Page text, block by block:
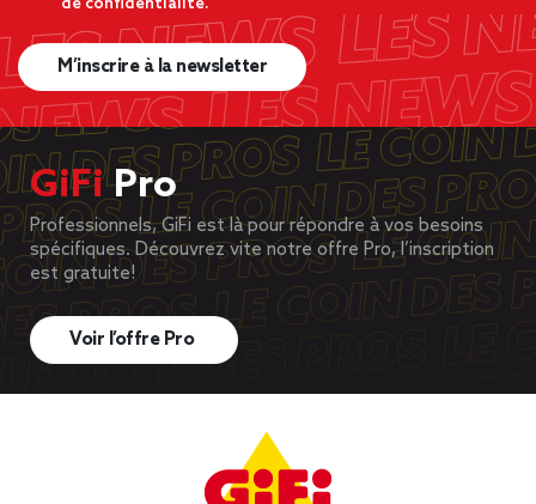
de confidentialité.
M’inscrire à la newsletter
GiFiPro
Professionnels, GiFi est là pour répondre à vos besoins
spécifiques. Découvrez vite notre offre Pro, l’inscription
est gratuite!
Voir l’offre Pro